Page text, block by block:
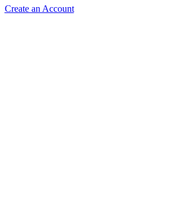
Create an Account